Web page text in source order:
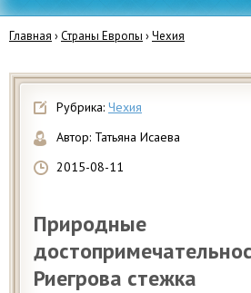
Главная ›Страны Европы ›Чехия
Рубрика: Чехия
Автор: Татьяна Исаева
2015-08-11
Природные
Риегрова стежка